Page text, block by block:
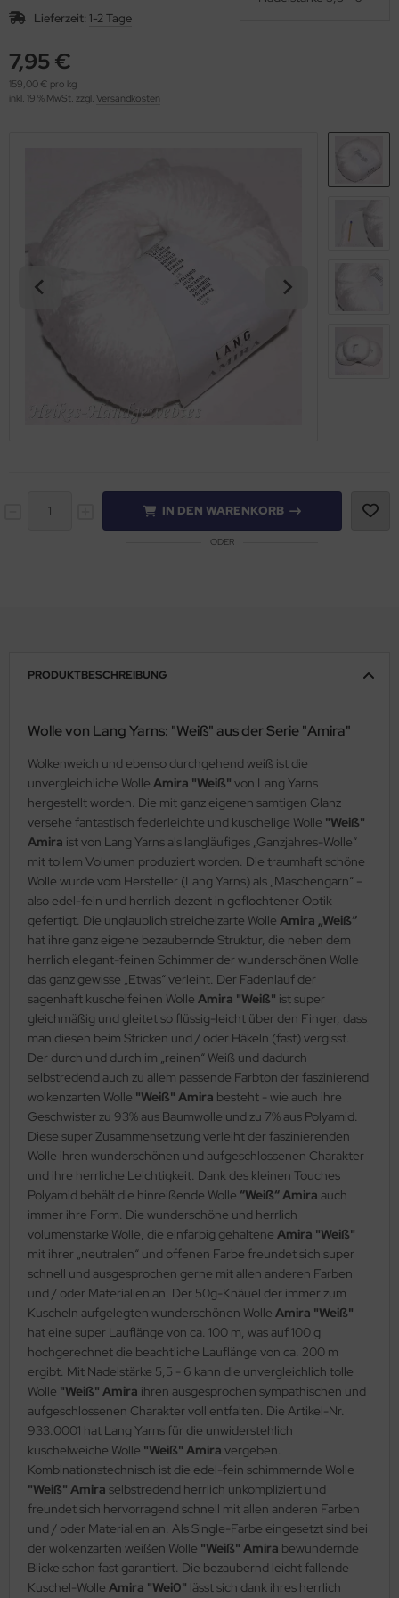
Lieferzeit: 1-2 Tage
7,95 €
159,00 € pro kg
inkl. 19 % MwSt. zzgl. Versandkosten
IN DEN WARENKORB
ODER
PRODUKTBESCHREIBUNG
Wolle von Lang Yarns: "Weiß" aus der Serie "Amira"
Wolkenweich und ebenso durchgehend weiß ist die
unvergleichliche Wolle Amira "Weiß" von Lang Yarns
hergestellt worden. Die mit ganz eigenen samtigen Glanz
versehe fantastisch federleichte und kuschelige Wolle "Weiß"
Amira ist von Lang Yarns als langläufiges „Ganzjahres-Wolle“
mit tollem Volumen produziert worden. Die traumhaft schöne
Wolle wurde vom Hersteller (Lang Yarns) als „Maschengarn“ –
also edel-fein und herrlich dezent in geflochtener Optik
gefertigt. Die unglaublich streichelzarte Wolle Amira „Weiß“
hat ihre ganz eigene bezaubernde Struktur, die neben dem
herrlich elegant-feinen Schimmer der wunderschönen Wolle
das ganz gewisse „Etwas“ verleiht. Der Fadenlauf der
sagenhaft kuschelfeinen Wolle Amira "Weiß" ist super
gleichmäßig und gleitet so flüssig-leicht über den Finger, dass
man diesen beim Stricken und / oder Häkeln (fast) vergisst.
Der durch und durch im „reinen“ Weiß und dadurch
selbstredend auch zu allem passende Farbton der faszinierend
wolkenzarten Wolle "Weiß" Amira besteht - wie auch ihre
Geschwister zu 93% aus Baumwolle und zu 7% aus Polyamid.
Diese super Zusammensetzung verleiht der faszinierenden
Wolle ihren wunderschönen und aufgeschlossenen Charakter
und ihre herrliche Leichtigkeit. Dank des kleinen Touches
Polyamid behält die hinreißende Wolle “Weiß“ Amira auch
immer ihre Form. Die wunderschöne und herrlich
volumenstarke Wolle, die einfarbig gehaltene Amira "Weiß"
mit ihrer „neutralen“ und offenen Farbe freundet sich super
schnell und ausgesprochen gerne mit allen anderen Farben
und / oder Materialien an. Der 50g-Knäuel der immer zum
Kuscheln aufgelegten wunderschönen Wolle Amira "Weiß"
hat eine super Lauflänge von ca. 100 m, was auf 100 g
hochgerechnet die beachtliche Lauflänge von ca. 200 m
ergibt. Mit Nadelstärke 5,5 - 6 kann die unvergleichlich tolle
Wolle "Weiß" Amira ihren ausgesprochen sympathischen und
aufgeschlossenen Charakter voll entfalten. Die Artikel-Nr.
933.0001 hat Lang Yarns für die unwiderstehlich
kuschelweiche Wolle "Weiß" Amira vergeben.
Kombinationstechnisch ist die edel-fein schimmernde Wolle
"Weiß" Amira selbstredend herrlich unkompliziert und
freundet sich hervorragend schnell mit allen anderen Farben
und / oder Materialien an. Als Single-Farbe eingesetzt sind bei
der wolkenzarten weißen Wolle "Weiß" Amira bewundernde
Blicke schon fast garantiert. Die bezaubernd leicht fallende
Kuschel-Wolle Amira "Wei0" lässt sich dank ihres herrlich
(276)